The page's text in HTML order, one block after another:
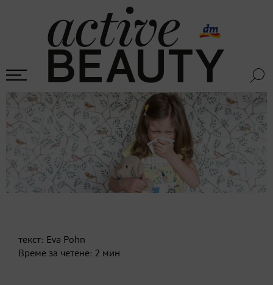
текст: Eva Pohn
Време за четене: 2 мин